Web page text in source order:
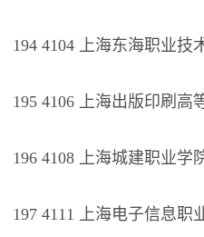
194 4104 上海东海职业技
195 4106 上海出版印刷高
196 4108 上海城建职业学
197 4111 上海电子信息职